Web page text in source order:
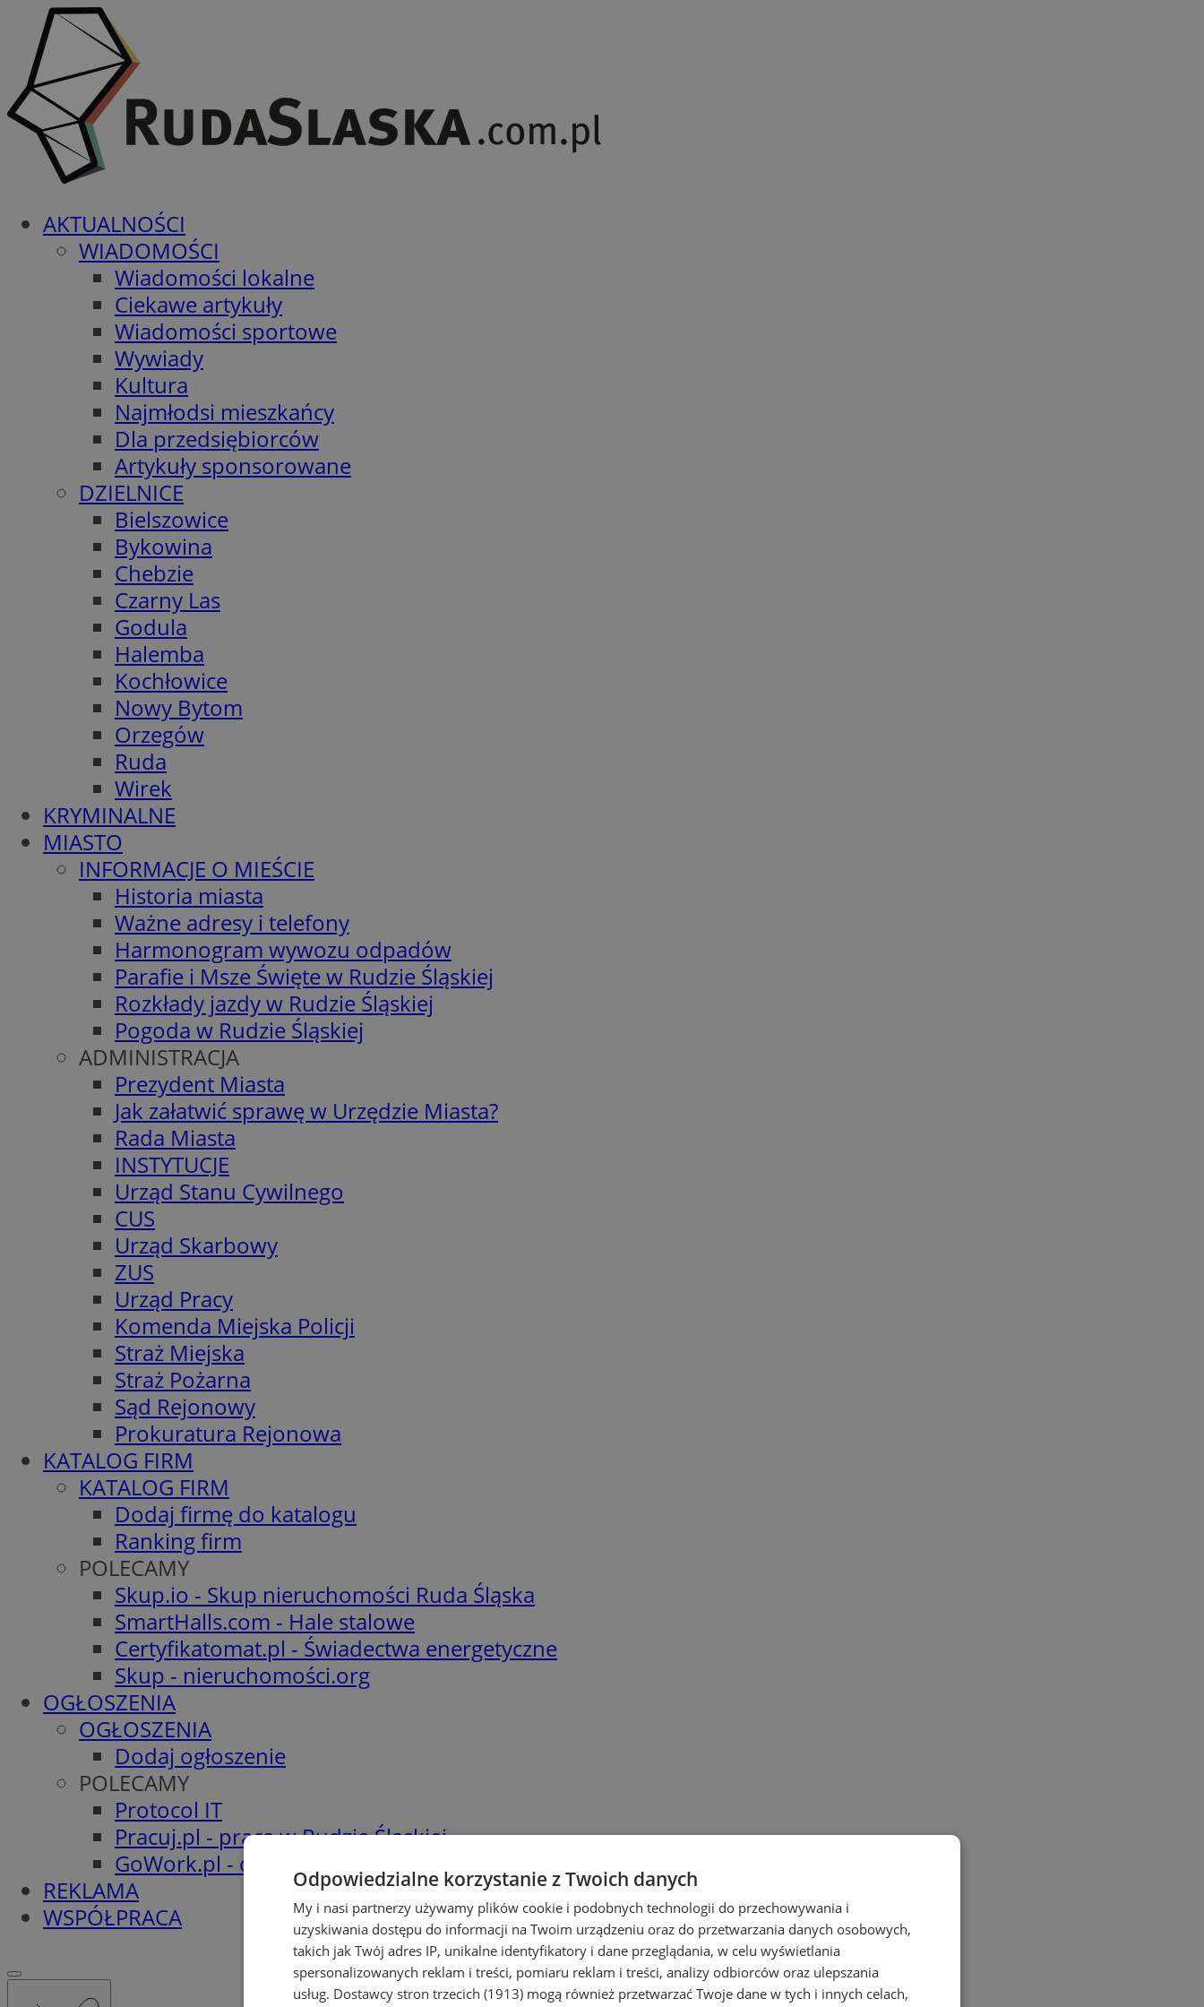
AKTUALNOŚCI
WIADOMOŚCI
Wiadomości lokalne
Ciekawe artykuły
Wiadomości sportowe
Wywiady
Kultura
Najmłodsi mieszkańcy
Dla przedsiębiorców
Artykuły sponsorowane
DZIELNICE
Bielszowice
Bykowina
Chebzie
Czarny Las
Godula
Halemba
Kochłowice
Nowy Bytom
Orzegów
Ruda
Wirek
KRYMINALNE
MIASTO
INFORMACJE O MIEŚCIE
Historia miasta
Ważne adresy i telefony
Harmonogram wywozu odpadów
Parafie i Msze Święte w Rudzie Śląskiej
Rozkłady jazdy w Rudzie Śląskiej
Pogoda w Rudzie Śląskiej
ADMINISTRACJA
Prezydent Miasta
Jak załatwić sprawę w Urzędzie Miasta?
Rada Miasta
INSTYTUCJE
Urząd Stanu Cywilnego
CUS
Urząd Skarbowy
ZUS
Urząd Pracy
Komenda Miejska Policji
Straż Miejska
Straż Pożarna
Sąd Rejonowy
Prokuratura Rejonowa
KATALOG FIRM
KATALOG FIRM
Dodaj firmę do katalogu
Ranking firm
POLECAMY
Skup.io - Skup nieruchomości Ruda Śląska
SmartHalls.com - Hale stalowe
Certyfikatomat.pl - Świadectwa energetyczne
Skup - nieruchomości.org
OGŁOSZENIA
OGŁOSZENIA
Dodaj ogłoszenie
POLECAMY
Protocol IT
Pracuj.pl - praca w Rudzie Śląskiej
GoWork.pl - oferty pracy
REKLAMA
WSPÓŁPRACA
Odpowiedzialne korzystanie z Twoich danych
My i nasi partnerzy używamy plików cookie i podobnych technologii do przechowywania i
uzyskiwania dostępu do informacji na Twoim urządzeniu oraz do przetwarzania danych osobowych,
takich jak Twój adres IP, unikalne identyfikatory i dane przeglądania, w celu wyświetlania
spersonalizowanych reklam i treści, pomiaru reklam i treści, analizy odbiorców oraz ulepszania
usług. Dostawcy stron trzecich (1913) mogą również przetwarzać Twoje dane w tych i innych celach,